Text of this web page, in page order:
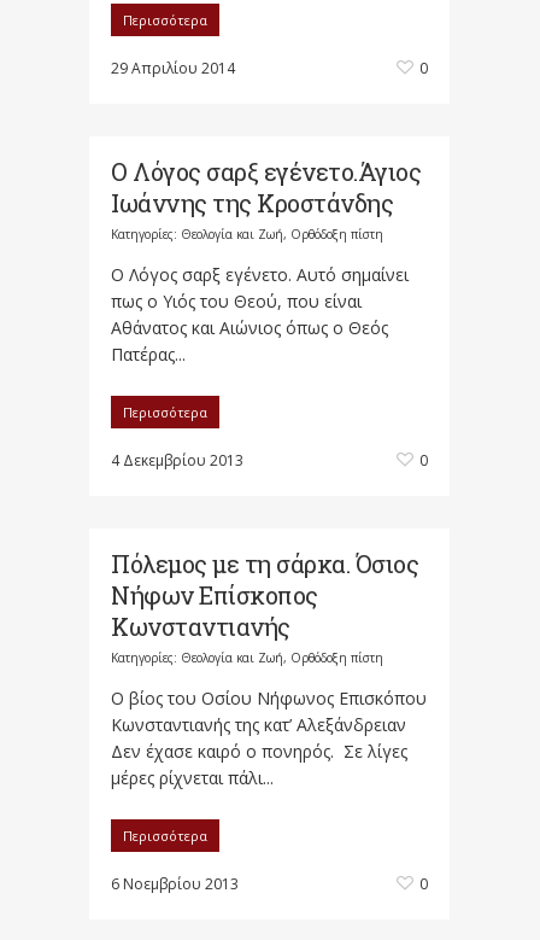
Περισσότερα
29 Απριλίου 2014 0
Ο Λόγος σαρξ εγένετο.Άγιος
Ιωάννης της Κροστάνδης
Κατηγορίες: Θεολογία και Ζωή, Ορθόδοξη πίστη
Ο Λόγος σαρξ εγένετο. Αυτό σημαίνει
πως ο Υιός του Θεού, που είναι
Αθάνατος και Αιώνιος όπως ο Θεός
Πατέρας...
Περισσότερα
4 Δεκεμβρίου 2013 0
Πόλεμος με τη σάρκα. Όσιος
Νήφων Επίσκοπος
Κωνσταντιανής
Κατηγορίες: Θεολογία και Ζωή, Ορθόδοξη πίστη
Ο βίος του Οσίου Νήφωνος Επισκόπου
Κωνσταντιανής της κατ’ Αλεξάνδρειαν
Δεν έχασε καιρό ο πονηρός. Σε λίγες
μέρες ρίχνεται πάλι...
Περισσότερα
6 Νοεμβρίου 2013 0